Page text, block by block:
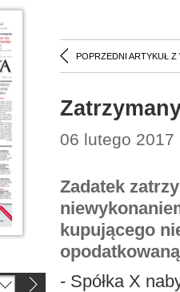
POPRZEDNI ARTYKUŁ Z
06 lutego 2017
Zadatek
kupującego
- Spółka X